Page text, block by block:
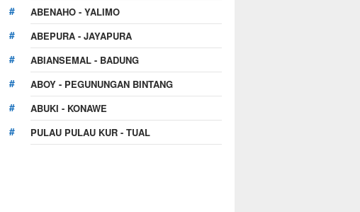
ABENAHO - YALIMO
ABEPURA - JAYAPURA
ABIANSEMAL - BADUNG
ABOY - PEGUNUNGAN BINTANG
ABUKI - KONAWE
PULAU PULAU KUR - TUAL